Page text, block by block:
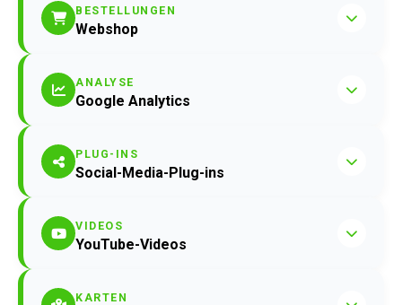
BESTELLUNGEN
Webshop
ANALYSE
Google Analytics
PLUG-INS
Social-Media-Plug-ins
VIDEOS
YouTube-Videos
KARTEN